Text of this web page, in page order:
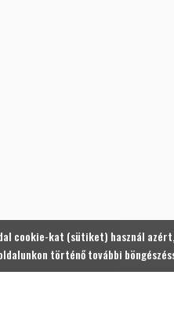
cookie-kat (sütiket) használ
történő további